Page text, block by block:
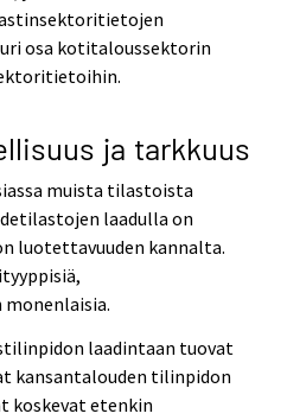
osa kotitaloussektorin
ja tarkkuus
muista tilastoista
laadulla on
luotettavuuden kannalta.
laadintaan tuovat
kansantalouden tilinpidon
koskevat etenkin